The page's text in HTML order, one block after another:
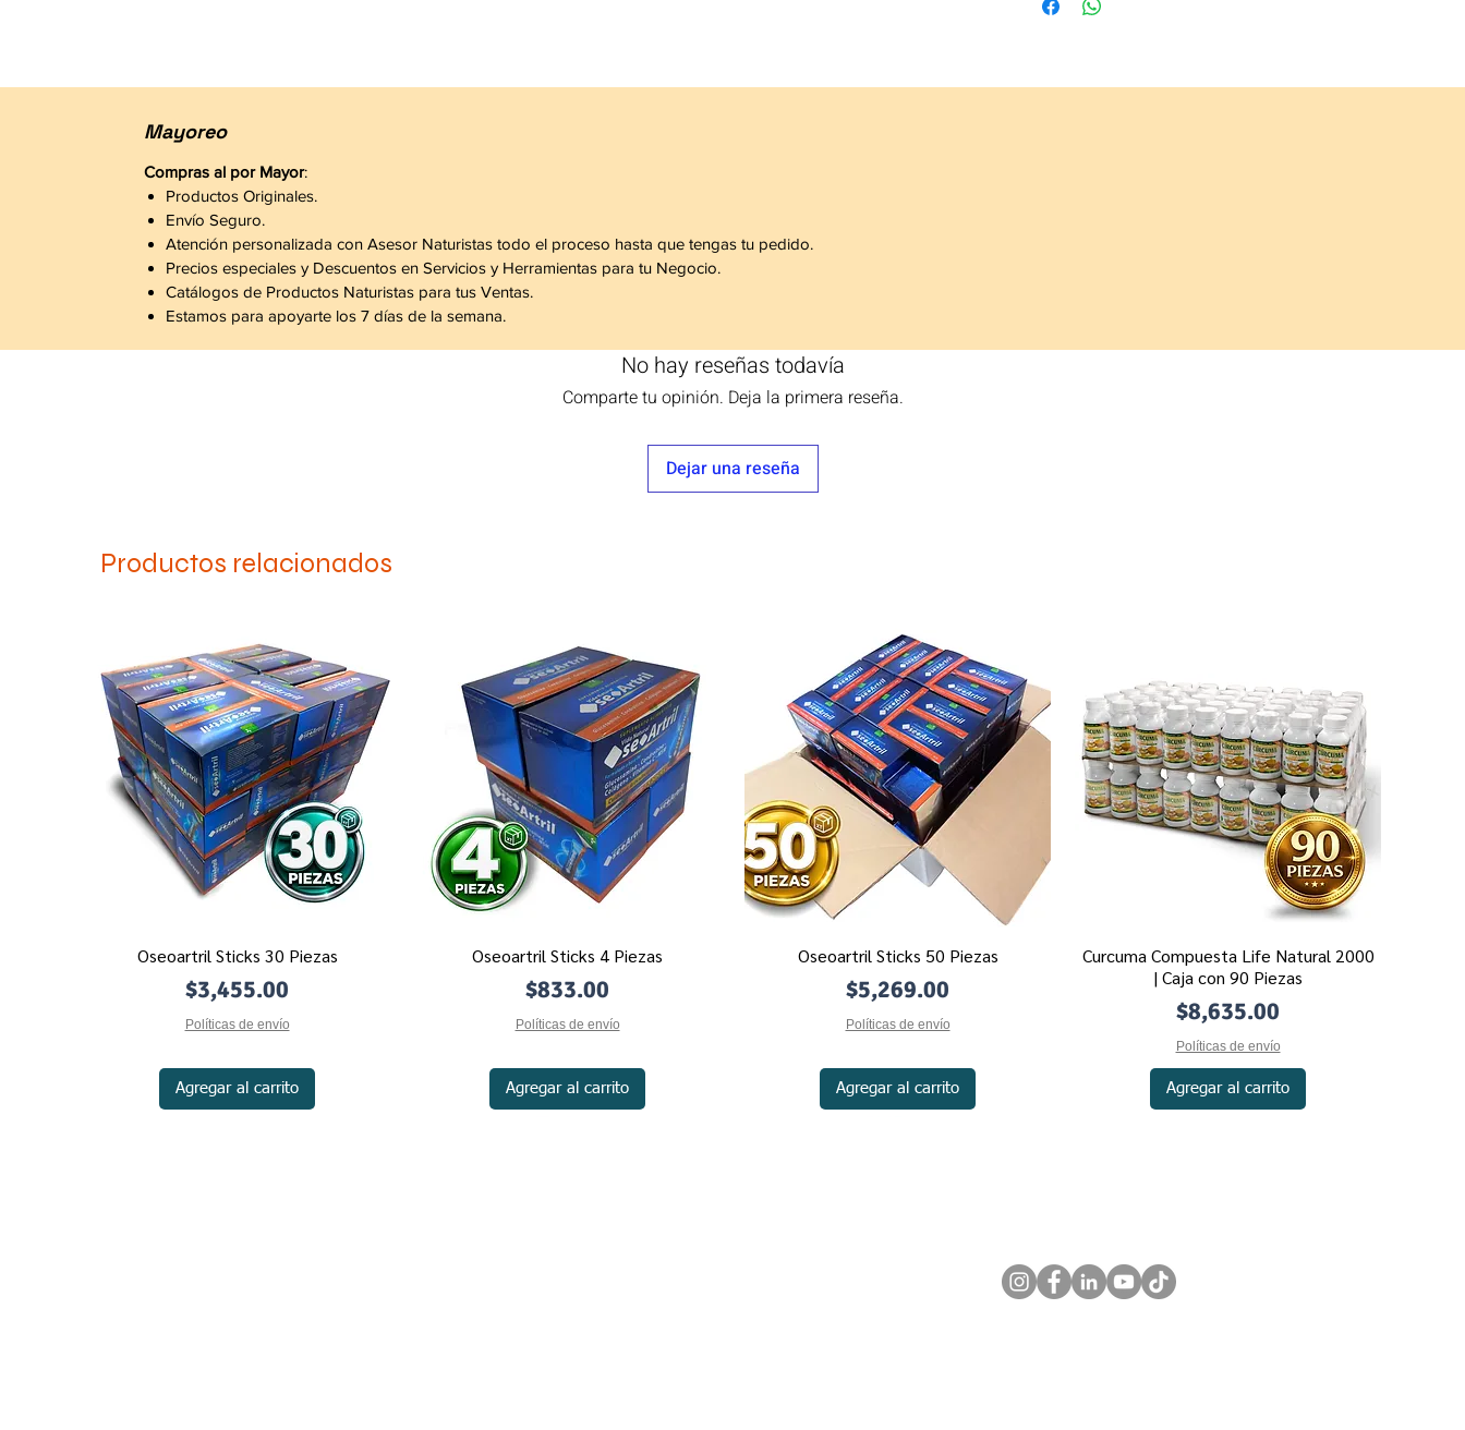
Mayoreo
Compras al por Mayor:
Productos Originales.
Envío Seguro.
Atención personalizada con Asesor Naturistas todo el proceso hasta que tengas tu pedido.
Precios especiales y Descuentos en Servicios y Herramientas para tu Negocio.
Catálogos de Productos Naturistas para tus Ventas.
Estamos para apoyarte los 7 días de la semana.
No hay reseñas todavía
Comparte tu opinión. Deja la primera reseña.
Dejar una reseña
Productos relacionados
Vista rápida
Oseoartril Sticks 30 Piezas
Precio
$3,455.00
Políticas de envío
Agregar al carrito
Vista rápida
Oseoartril Sticks 4 Piezas
Precio
$833.00
Políticas de envío
Agregar al carrito
Vista rápida
Oseoartril Sticks 50 Piezas
Precio
$5,269.00
Políticas de envío
Agregar al carrito
Vista rápida
Curcuma Compuesta Life Natural 2000
| Caja con 90 Piezas
Precio
$8,635.00
Políticas de envío
Agregar al carrito